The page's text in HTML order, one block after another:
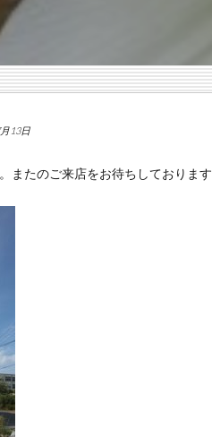
13日
またのご来店をお待ちしております